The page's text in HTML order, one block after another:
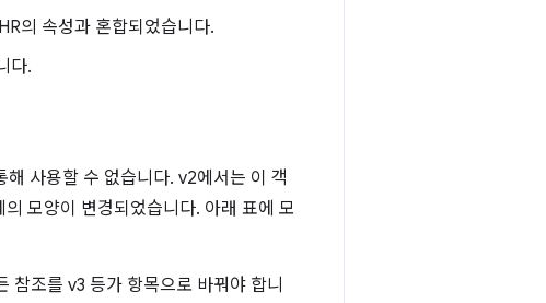
의 속성과 혼합되었습니다.
다.
해 사용할 수 없습니다. v2에서는 이 객
모양이 변경되었습니다. 아래 표에 모
참조를 v3 등가 항목으로 바꿔야 합니